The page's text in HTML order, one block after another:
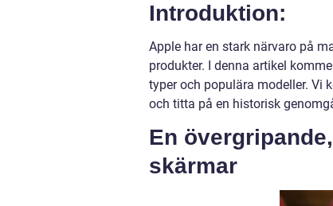
Introduktion:
Apple har en stark närvaro på
produkter. I denna artikel
typer och populära modeller. Vi
och titta på en historisk
En
skärmar